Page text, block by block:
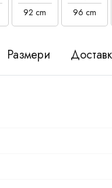
92 cm
96 cm
Размери